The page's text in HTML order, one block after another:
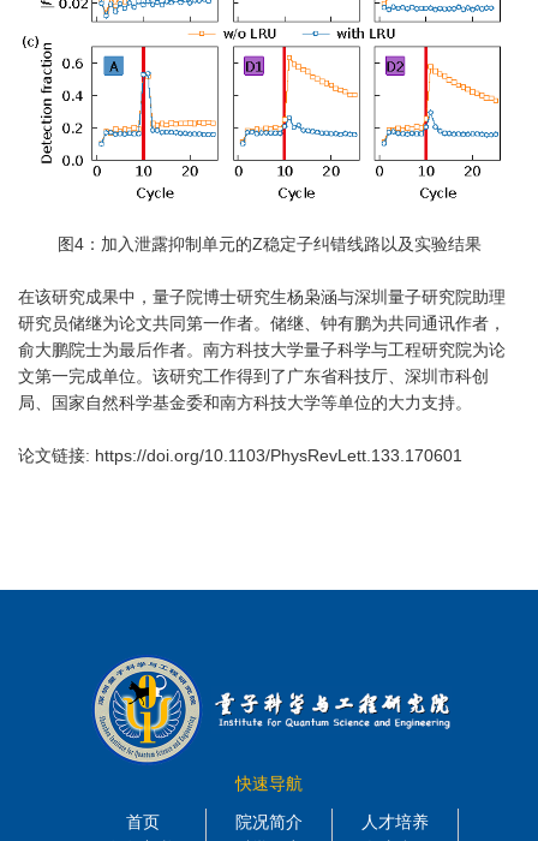
图4：加入泄露抑制单元的Z稳定子纠错线路以及实验结果
在该研究成果中，量子院博士研究生杨枭涵与深圳量子研究院助理
研究员储继为论文共同第一作者。储继、钟有鹏为共同通讯作者，
俞大鹏院士为最后作者。南方科技大学量子科学与工程研究院为论
文第一完成单位。该研究工作得到了广东省科技厅、深圳市科创
局、国家自然科学基金委和南方科技大学等单位的大力支持。
论文链接: https://doi.org/10.1103/PhysRevLett.133.170601
快速导航
首页
院况简介
人才培养